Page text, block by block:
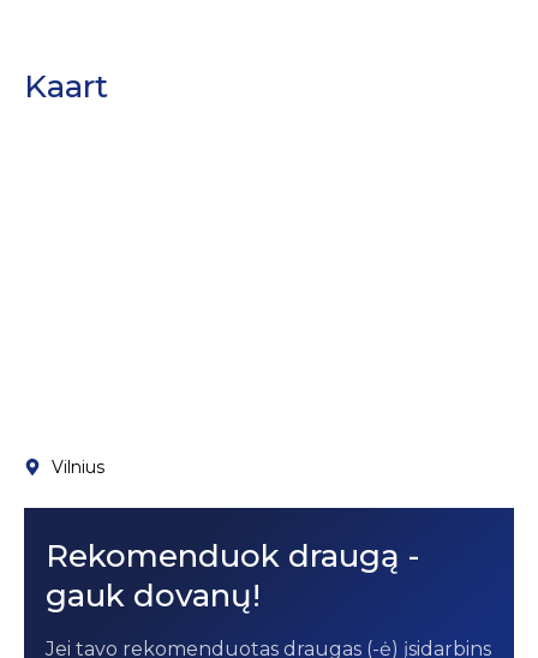
Kaart
Vilnius
Rekomenduok draugą -
gauk dovanų!
Jei tavo rekomenduotas draugas (-ė) įsidarbins